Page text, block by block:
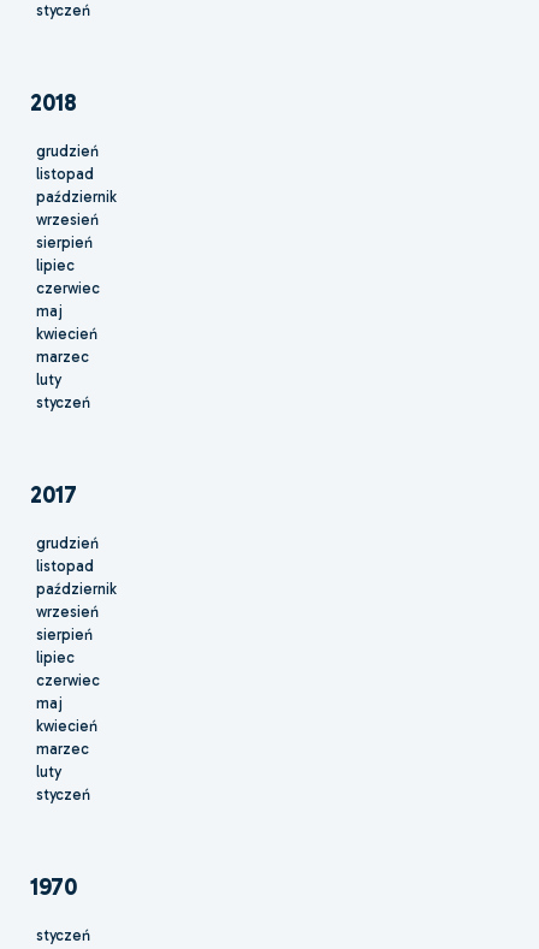
styczeń
2018
grudzień
listopad
październik
wrzesień
sierpień
lipiec
czerwiec
maj
kwiecień
marzec
luty
styczeń
2017
grudzień
listopad
październik
wrzesień
sierpień
lipiec
czerwiec
maj
kwiecień
marzec
luty
styczeń
1970
styczeń